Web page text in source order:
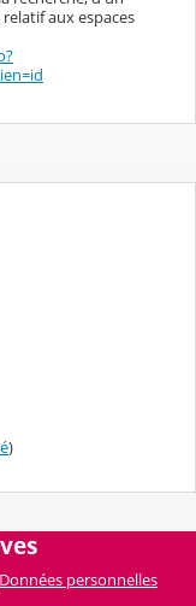
aux espaces
)
Données personnelles